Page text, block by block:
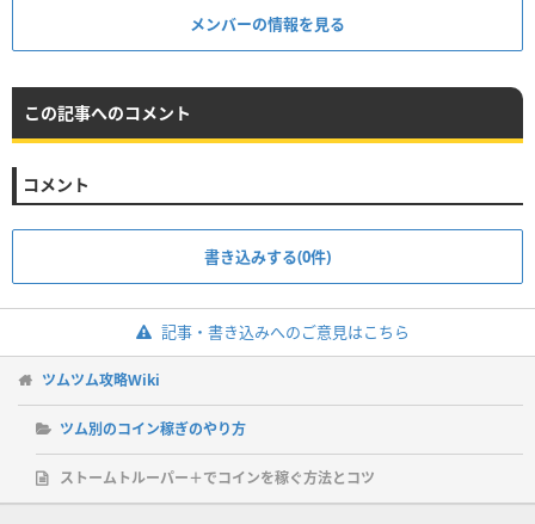
メンバーの情報を見る
この記事へのコメント
コメント
書き込みする(0件)
記事・書き込みへのご意見はこちら
ツムツム攻略Wiki
ツム別のコイン稼ぎのやり方
ストームトルーパー＋でコインを稼ぐ方法とコツ